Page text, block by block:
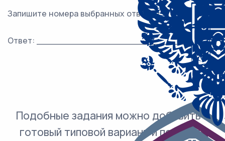
Запишите номера выбранных ответов.
Ответ: ___________________________.
Подобные задания можно добавить в
готовый типовой вариант и получить